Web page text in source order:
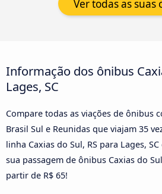
Ver todas as suas
Informação dos ônibus
Lages, SC
Compare todas as viações de ônibus
Brasil Sul e Reunidas que viajam 35
linha Caxias do Sul, RS para Lages,
sua passagem de ônibus Caxias do
partir de R$ 65!